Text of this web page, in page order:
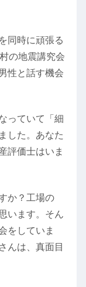
同時に頑張る
の地震講究会
性と話す機会
っていて「細
した。あなた
評価士はいま
か？工場の
います。そん
をしていま
んは、真面目